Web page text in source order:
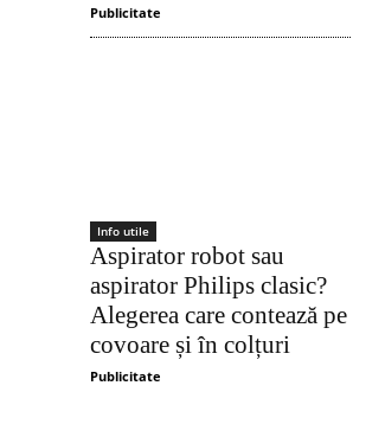
Publicitate
Info utile
Aspirator robot sau
aspirator Philips clasic?
Alegerea care contează pe
covoare și în colțuri
Publicitate